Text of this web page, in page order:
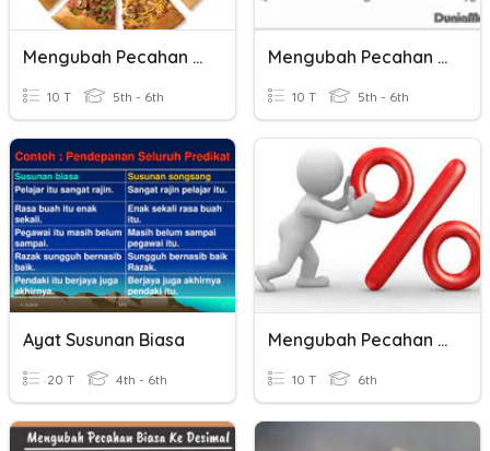
Mengubah Pecahan Biasa Menjadi Pecahan Campuran
10 T 5th - 6th
Mengubah Pecahan Campuran Menjadi Pecahan Biasa
10 T 5th - 6th
Ayat Susunan Biasa
20 T 4th - 6th
Mengubah Pecahan Biasa Ke Persen
10 T 6th